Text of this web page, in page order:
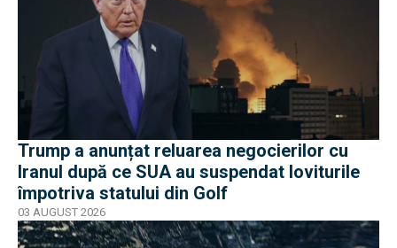
Trump a anunțat reluarea negocierilor cu
Iranul după ce SUA au suspendat loviturile
împotriva statului din Golf
03 AUGUST 2026